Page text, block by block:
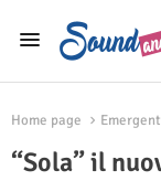
Home page
“Sola” il